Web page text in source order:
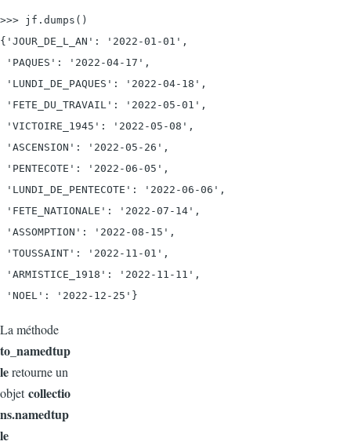
>>> jf.dumps()
{'JOUR_DE_L_AN': '2022-01-01',
'PAQUES': '2022-04-17',
'LUNDI_DE_PAQUES': '2022-04-18',
'FETE_DU_TRAVAIL': '2022-05-01',
'VICTOIRE_1945': '2022-05-08',
'ASCENSION': '2022-05-26',
'PENTECOTE': '2022-06-05',
'LUNDI_DE_PENTECOTE': '2022-06-06',
'FETE_NATIONALE': '2022-07-14',
'ASSOMPTION': '2022-08-15',
'TOUSSAINT': '2022-11-01',
'ARMISTICE_1918': '2022-11-11',
La méthode
to_namedtup
leretourne un
objetcollectio
ns.namedtup
le